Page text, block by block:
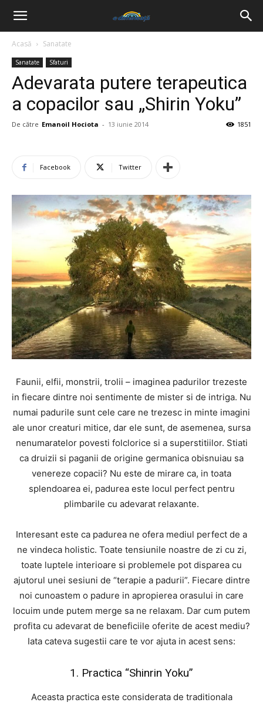
Acasă Sanatate
Sanatate Sfaturi
Adevarata putere terapeutica
a copacilor sau „Shirin Yoku”
De către Emanoil Hociota - 13 iunie 2014 1851
Facebook Twitter
Faunii, elfii, monstrii, trolii – imaginea padurilor trezeste
in fiecare dintre noi sentimente de mister si de intriga. Nu
numai padurile sunt cele care ne trezesc in minte imagini
ale unor creaturi mitice, dar ele sunt, de asemenea, sursa
nenumaratelor povesti folclorice si a superstitiilor. Stiati
ca druizii si paganii de origine germanica obisnuiau sa
venereze copacii? Nu este de mirare ca, in toata
splendoarea ei, padurea este locul perfect pentru
plimbarile cu adevarat relaxante.
Interesant este ca padurea ne ofera mediul perfect de a
ne vindeca holistic. Toate tensiunile noastre de zi cu zi,
toate luptele interioare si problemele pot disparea cu
ajutorul unei sesiuni de “terapie a padurii”. Fiecare dintre
noi cunoastem o padure in apropierea orasului in care
locuim unde putem merge sa ne relaxam. Dar cum putem
profita cu adevarat de beneficiile oferite de acest mediu?
Iata cateva sugestii care te vor ajuta in acest sens:
1. Practica “Shinrin Yoku”
Aceasta practica este considerata de traditionala